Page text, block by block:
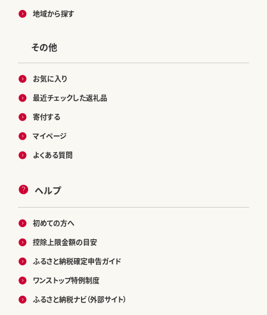
地域から探す
その他
お気に入り
最近チェックした返礼品
寄付する
マイページ
よくある質問
ヘルプ
初めての方へ
控除上限金額の目安
ふるさと納税確定申告ガイド
ワンストップ特例制度
ふるさと納税ナビ（外部サイト）